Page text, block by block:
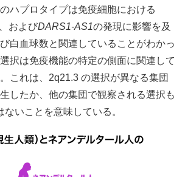
ハプロタイプは免疫細胞における
およびDARS1-AS1の発現に影響を及
白血球数と関連していることがわかっ
択は免疫機能の特定の側面に関連して
これは、2q21.3 の選択が異なる集団
したか、他の集団で観察される選択も
いことを意味している。